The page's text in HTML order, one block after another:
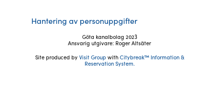
Hantering av personuppgifter
Göta kanalbolag 2023
Ansvarig utgivare: Roger Altsäter
Site produced by Visit Groupwith Citybreak™ Information &
Reservation System.